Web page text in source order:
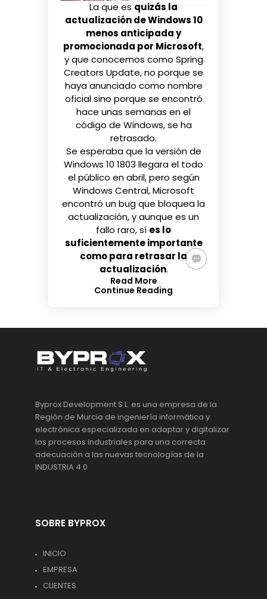
La que es quizás la
actualización de Windows 10
menos anticipada y
promocionada por Microsoft,
y que conocemos como Spring
Creators Update, no porque se
haya anunciado como nombre
oficial sino porque se encontró
hace unas semanas en el
código de Windows, se ha
retrasado.
Se esperaba que la versión de
Windows 10 1803 llegara el todo
el público en abril, pero según
Windows Central, Microsoft
encontró un bug que bloquea la
actualización, y aunque es un
fallo raro, sí es lo
suficientemente importante
como para retrasar la
actualización.
Read More
Continue Reading
Byprox Development S.L. es una empresa de la
Región de Murcia de ingeniería informática y
electrónica especializada en adaptar y digitalizar
los procesos industriales para una correcta
adecuación a las nuevas tecnologías de la
INDUSTRIA 4.0
SOBRE BYPROX
INICIO
EMPRESA
CLIENTES